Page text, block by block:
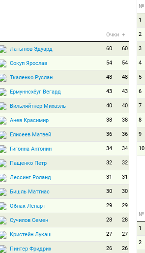
Очки +
Латыпов Эдуард 60 60
Сокуп Ярослав 54 54
Ткаленко Руслан 48 48
Ермуннсхёуг Вегард 43 43
Вильляйтнер Михаэль 40 40
Анев Красимир 38 38
Елисеев Матвей 36 36
Гигонна Антонин 34 34
Пащенко Петр 32 32
Лессинг Роланд 31 31
Бишль Маттиас 30 30
Облак Ленарт 29 29
Сучилов Семен 28 28
Кристейн Лукаш 27 27
Пинтер Фридрих 26 26
№
1
2
3
4
5
6
7
8
9
10
№
1
2